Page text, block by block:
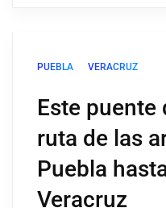
PUEBLA VERACRUZ
Este
ruta de las
Puebla
Veracruz